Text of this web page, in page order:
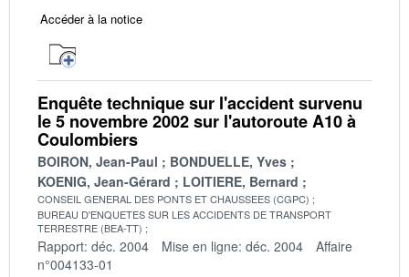
Accéder à la notice
Enquête technique sur l'accident survenu
le 5 novembre 2002 sur l'autoroute A10 à
Coulombiers
BOIRON, Jean-Paul
BONDUELLE, Yves
KOENIG, Jean-Gérard
LOITIERE, Bernard
CONSEIL GENERAL DES PONTS ET CHAUSSEES (CGPC)
BUREAU D'ENQUETES SUR LES ACCIDENTS DE TRANSPORT
TERRESTRE (BEA-TT)
Rapport: déc. 2004 Mise en ligne: déc. 2004
Affaire
n°004133-01